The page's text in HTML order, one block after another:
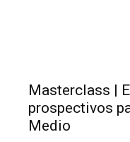
Masterclass |
prospectivos
Medio